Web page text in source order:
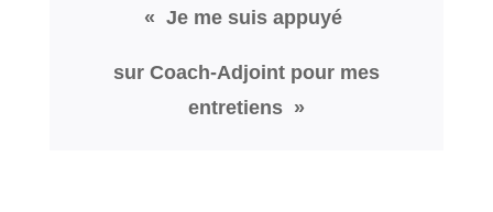
« Je me suis appuyé
sur Coach-Adjoint pour mes
entretiens »